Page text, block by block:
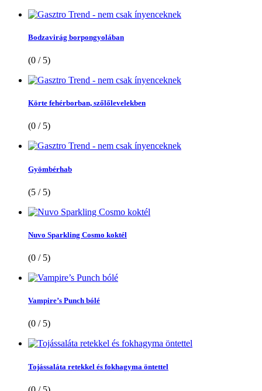
Bodzavirág borpongyolában
(0 / 5)
Körte fehérborban, szőlőlevelekben
(0 / 5)
Gyömbérhab
(5 / 5)
Nuvo Sparkling Cosmo koktél
(0 / 5)
Vampire’s Punch bólé
(0 / 5)
Tojássaláta retekkel és fokhagyma öntettel